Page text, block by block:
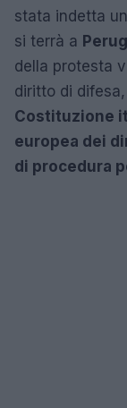
stata indetta
si terrà a
della protesta
diritto di
Costituzione
europea dei
di procedura